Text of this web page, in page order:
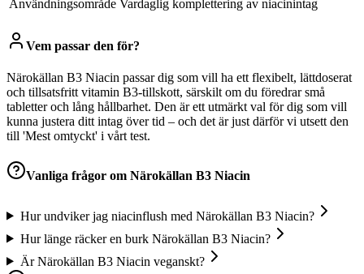
Användningsområde Vardaglig komplettering av niacinintag
Vem passar den för?
Närokällan B3 Niacin passar dig som vill ha ett flexibelt, lättdoserat
och tillsatsfritt vitamin B3-tillskott, särskilt om du föredrar små
tabletter och lång hållbarhet. Den är ett utmärkt val för dig som vill
kunna justera ditt intag över tid – och det är just därför vi utsett den
till 'Mest omtyckt' i vårt test.
Vanliga frågor om Närokällan B3 Niacin
Hur undviker jag niacinflush med Närokällan B3 Niacin?
Hur länge räcker en burk Närokällan B3 Niacin?
Är Närokällan B3 Niacin veganskt?